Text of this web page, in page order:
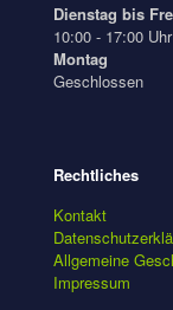
Dienstag bis
10:00 - 17:00 Uhr
Montag
Geschlossen
Rechtliches
Kontakt
Allgemeine
Impressum